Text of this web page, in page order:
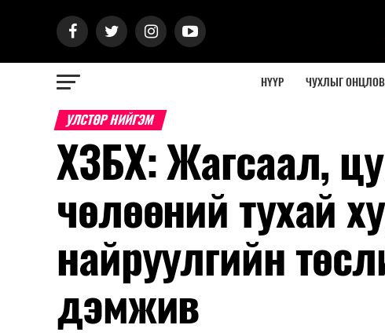
НҮҮР ЧУХЛЫГ ОНЦЛОВ
УЛСТӨР НИЙГЭМ
ХЗБХ: Жагсаал,
чөлөөний тухай
найруулгийн
дэмжив